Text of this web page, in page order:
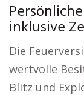
inklusive
Die
wertvolle
Blitz und